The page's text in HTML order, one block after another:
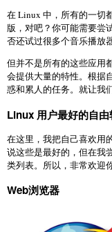
在 Linux 中，所有的一切
版，对吧？你可能需要尝
否还试过很多个音乐播放
但并不是所有的这些应
会提供大量的特性。根据
惑和累人的任务。就让我
Linux 用户最好的自由
在这里，我把自己喜欢用
说这些是最好的，但在我
类列表。所以，非常欢迎
Web浏览器